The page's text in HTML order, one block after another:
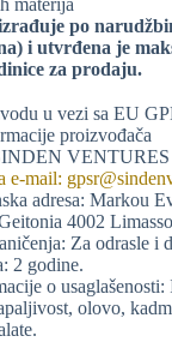
materija
po
i utvrđena je
za prodaju.
u vezi sa EU
proizvođača
e-mail:
adresa: Markou
4002
Za odrasle i
2 godine.
o usaglašenosti:
olovo,